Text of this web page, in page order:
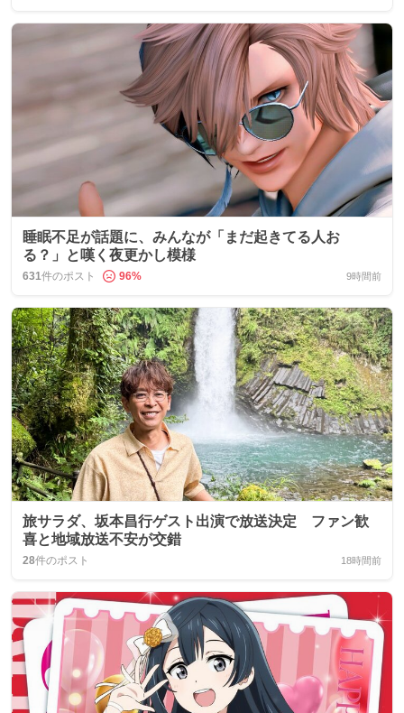
睡眠不足が話題に、みんなが「まだ起きてる人お
る？」と嘆く夜更かし模様
631件のポスト 96% 9時間前
旅サラダ、坂本昌行ゲスト出演で放送決定 ファン歓
喜と地域放送不安が交錯
28件のポスト 18時間前